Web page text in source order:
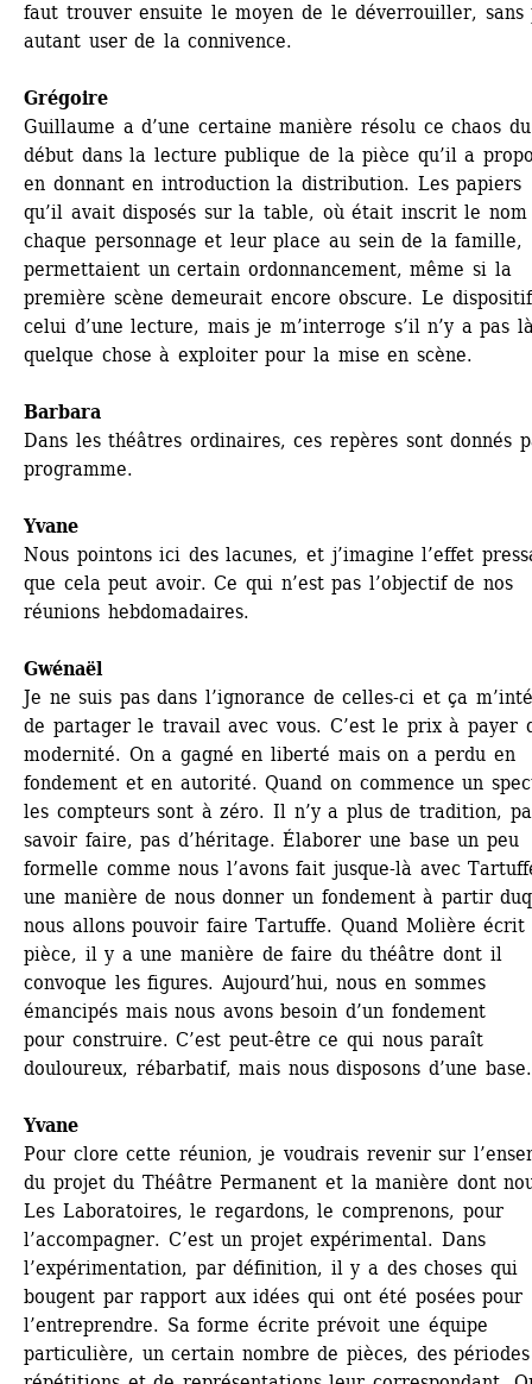
faut trouver ensuite le moyen de le déverrouiller, sans
autant user de la connivence.
Grégoire
Guillaume a d’une certaine manière résolu ce chaos du
début dans la lecture publique de la pièce qu’il a
en donnant en introduction la distribution. Les papiers
qu’il avait disposés sur la table, où était inscrit le nom
chaque personnage et leur place au sein de la famille,
permettaient un certain ordonnancement, même si la
première scène demeurait encore obscure. Le
celui d’une lecture, mais je m’interroge s’il n’y a pas
quelque chose à exploiter pour la mise en scène.
Barbara
Dans les théâtres ordinaires, ces repères sont donnés
programme.
Yvane
Nous pointons ici des lacunes, et j’imagine l’effet
que cela peut avoir. Ce qui n’est pas l’objectif de nos
réunions hebdomadaires.
Gwénaël
Je ne suis pas dans l’ignorance de celles-ci et ça
de partager le travail avec vous. C’est le prix à payer
modernité. On a gagné en liberté mais on a perdu en
fondement et en autorité. Quand on commence un
les compteurs sont à zéro. Il n’y a plus de tradition,
savoir faire, pas d’héritage. Élaborer une base un peu
formelle comme nous l’avons fait jusque-là avec
une manière de nous donner un fondement à partir
nous allons pouvoir faire Tartuffe. Quand Molière écrit
pièce, il y a une manière de faire du théâtre dont il
convoque les figures. Aujourd’hui, nous en sommes
émancipés mais nous avons besoin d’un fondement
pour construire. C’est peut-être ce qui nous paraît
douloureux, rébarbatif, mais nous disposons d’une base.
Yvane
Pour clore cette réunion, je voudrais revenir sur
du projet du Théâtre Permanent et la manière dont
Les Laboratoires, le regardons, le comprenons, pour
l’accompagner. C’est un projet expérimental. Dans
l’expérimentation, par définition, il y a des choses qui
bougent par rapport aux idées qui ont été posées pour
l’entreprendre. Sa forme écrite prévoit une équipe
particulière, un certain nombre de pièces, des